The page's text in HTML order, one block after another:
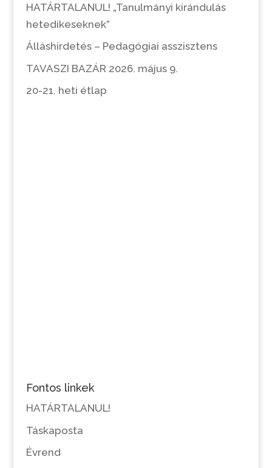
HATÁRTALANUL! „Tanulmányi kirándulás
hetedikeseknek”
Álláshirdetés – Pedagógiai asszisztens
TAVASZI BAZÁR 2026. május 9.
20-21. heti étlap
Fontos linkek
HATÁRTALANUL!
Táskaposta
Évrend